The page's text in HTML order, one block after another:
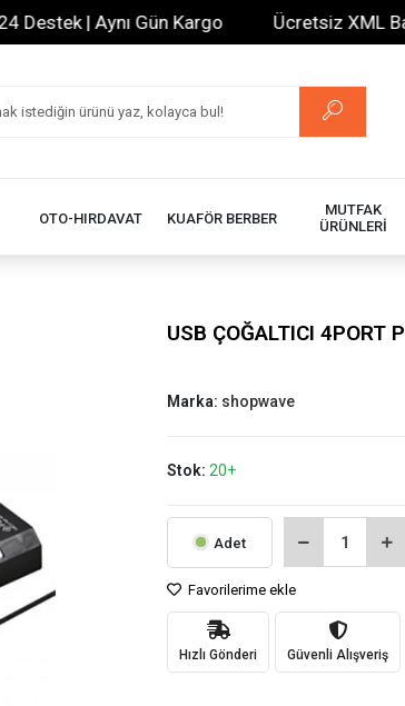
| Aynı Gün Kargo Ücretsiz XML
OTO-HIRDAVAT KUAFÖR BERBER
MUTFAK
ÜRÜNLERİ
USB ÇOĞALTICI 4PORT
Marka: shopwave
Stok: 20+
Adet
Favorilerime ekle
Hızlı Gönderi Güvenli Alışveriş